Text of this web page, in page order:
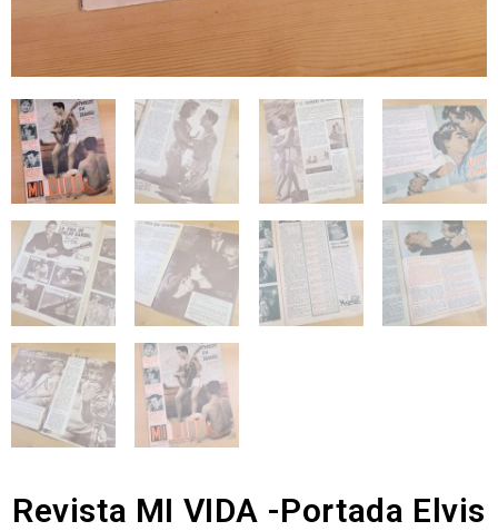
Revista MI VIDA -Portada Elvis